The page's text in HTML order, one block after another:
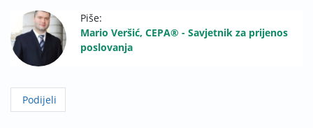
Piše:
Mario Veršić, CEPA® - Savjetnik za prijenos
poslovanja
Podijeli